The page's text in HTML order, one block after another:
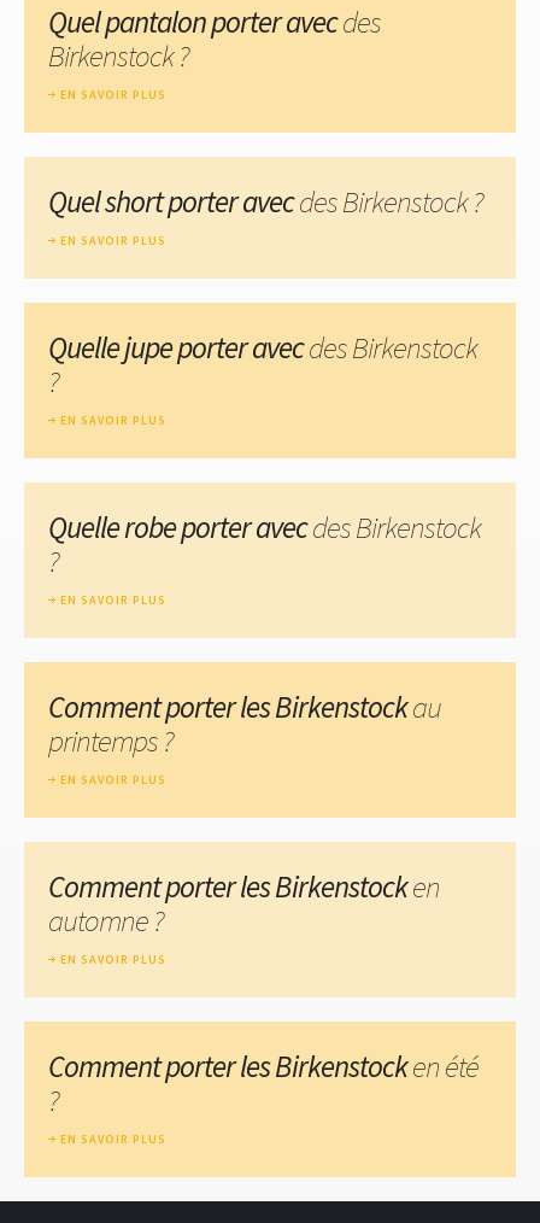
Quel pantalon porter avecdes
Birkenstock ?
EN SAVOIR PLUS
Quel short porter avecdes Birkenstock ?
EN SAVOIR PLUS
Quelle jupe porter avecdes Birkenstock
?
EN SAVOIR PLUS
Quelle robe porter avecdes Birkenstock
?
EN SAVOIR PLUS
Comment porter les Birkenstockau
printemps ?
EN SAVOIR PLUS
Comment porter les Birkenstocken
automne ?
EN SAVOIR PLUS
Comment porter les Birkenstocken été
?
EN SAVOIR PLUS